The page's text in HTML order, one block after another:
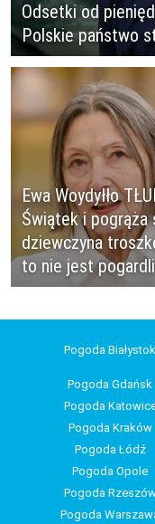
Odsetki od
Polskie państwo
Ewa Woydyłło
Świątek i pogrąża
dziewczyna
to nie jest
Pogoda Białystok
Pogoda Gdańsk
Pogoda
Pogoda Kraków
Pogoda Łódź
Pogoda Opole
Pogoda
Pogoda